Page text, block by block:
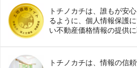
トチノカチは、誰もが安
るように、個人情報保護
い不動産価格情報の提供に
トチノカチは、情報の信